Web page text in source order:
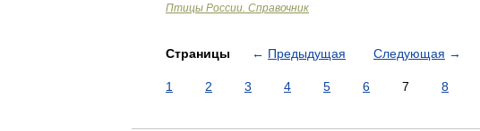
Птицы России. Справочник
Страницы ← Предыдущая Следующая →
1 2 3 4 5 6 7 8